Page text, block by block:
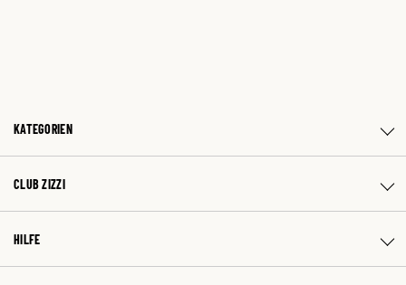
KATEGORIEN
CLUB ZIZZI
HILFE